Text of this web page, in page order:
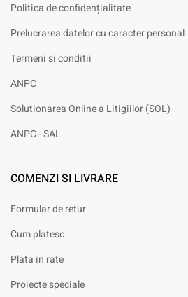
Politica de confidențialitate
Prelucrarea datelor cu caracter personal
Termeni si conditii
ANPC
Solutionarea Online a Litigiilor (SOL)
ANPC - SAL
COMENZI SI LIVRARE
Formular de retur
Cum platesc
Plata in rate
Proiecte speciale